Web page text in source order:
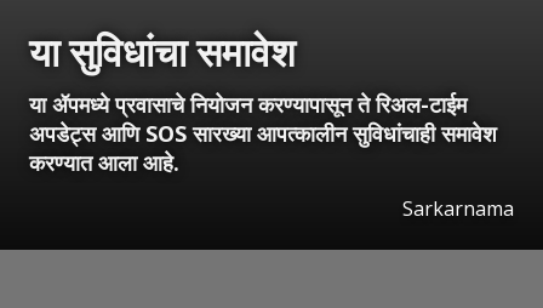
या सुविधांचा समावेश
या ॲपमध्ये प्रवासाचे नियोजन करण्यापासून ते रिअल-टाईम
अपडेट्स आणि SOS सारख्या आपत्कालीन सुविधांचाही समावेश
करण्यात आला आहे.
Sarkarnama